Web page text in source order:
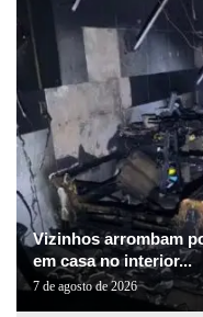
Vizinhos arrombam
em casa no interior...
7 de agosto de 2026